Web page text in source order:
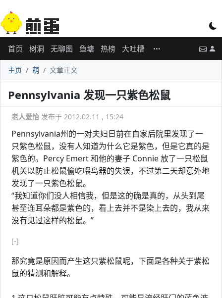
首页 树洞 无聊图 鱼塘 热榜 大吐槽
主页 萌 文章正文
Pennsylvania 发现一只紫色松鼠
老人爱怡 发布于 2012.02.11 , 15:24
Pennsylvania州的一对夫妇日前在自家后院里发现了一
只紫色松鼠，没有人知道为什么它是紫色，但是它真的是
紫色的。Percy Emert 和他的妻子 Connie 放了一只松鼠
机关以防止松鼠偷吃喂鸟器的失误，不过第二天却意外地
发现了一只紫色松鼠。
“我知道你们没人相信我，但是这的确是真的，从头到尾
甚至连耳朵都是紫色的，看上去并不是染上去的，我从来
没有见过这样的松鼠。”
[-]
那究竟是原因而产生这只紫松鼠呢，下面是各种关于紫松
鼠的猜测和解释。